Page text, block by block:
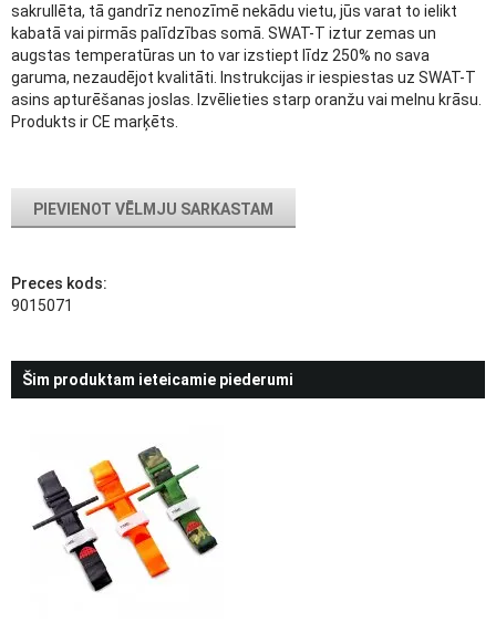
sakrullēta, tā gandrīz nenozīmē nekādu vietu, jūs varat to ielikt
kabatā vai pirmās palīdzības somā. SWAT-T iztur zemas un
augstas temperatūras un to var izstiept līdz 250% no sava
garuma, nezaudējot kvalitāti. Instrukcijas ir iespiestas uz SWAT-T
asins apturēšanas joslas. Izvēlieties starp oranžu vai melnu krāsu.
Produkts ir CE marķēts.
PIEVIENOT VĒLMJU SARKASTAM
Preces kods:
9015071
Šim produktam ieteicamie piederumi